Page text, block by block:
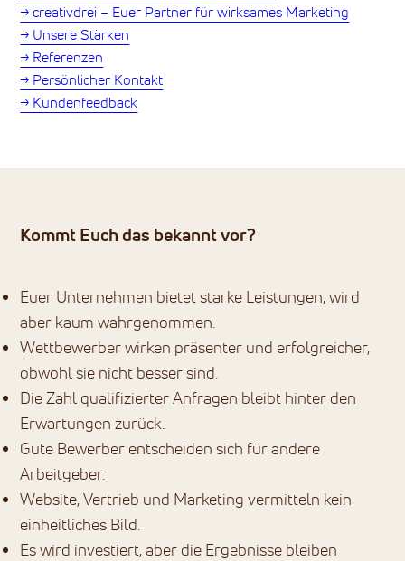
-> creativdrei – Euer Partner für wirksames Marketing
-> Unsere Stärken
-> Referenzen
-> Persönlicher Kontakt
-> Kundenfeedback
Kommt Euch das bekannt vor?
Euer Unternehmen bietet starke Leistungen, wird
aber kaum wahrgenommen.
Wettbewerber wirken präsenter und erfolgreicher,
obwohl sie nicht besser sind.
Die Zahl qualifizierter Anfragen bleibt hinter den
Erwartungen zurück.
Gute Bewerber entscheiden sich für andere
Arbeitgeber.
Website, Vertrieb und Marketing vermitteln kein
einheitliches Bild.
Es wird investiert, aber die Ergebnisse bleiben